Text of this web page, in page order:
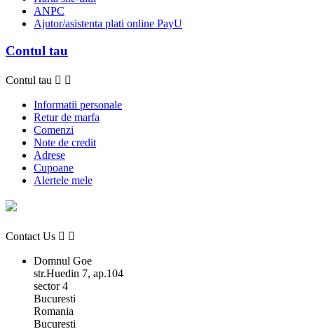
ANPC
Ajutor/asistenta plati online PayU
Contul tau
Contul tau  
Informatii personale
Retur de marfa
Comenzi
Note de credit
Adrese
Cupoane
Alertele mele
Contact Us  
Domnul Goe
str.Huedin 7, ap.104
sector 4
Bucuresti
Romania
Bucuresti